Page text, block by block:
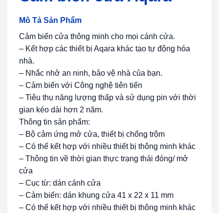
Mô Tả Sản Phẩm
Cảm biến cửa thông minh cho mọi cánh cửa.
– Kết hợp các thiết bị Aqara khác tạo tự động hóa
nhà.
– Nhắc nhở an ninh, bảo vệ nhà của bạn.
– Cảm biến với Công nghệ tiên tiến
– Tiêu thụ năng lượng thấp và sử dụng pin với thời
gian kéo dài hơn 2 năm.
Thông tin sản phẩm:
– Bộ cảm ứng mở cửa, thiết bị chống trộm
– Có thể kết hợp với nhiều thiết bị thông minh khác
– Thông tin về thời gian thực trạng thái đóng/ mở
cửa
– Cục từ: dán cánh cửa
– Cảm biến: dán khung cửa 41 x 22 x 11 mm
– Có thể kết hợp với nhiều thiết bị thông minh khác